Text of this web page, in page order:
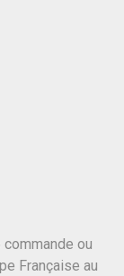
ou
Française au